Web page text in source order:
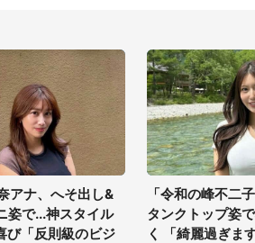
アナ、へそ出し&
姿で...神スタイル
び「反則級のビジ
「令和の峰不二
タンクトップ姿
く 「綺麗過ぎま